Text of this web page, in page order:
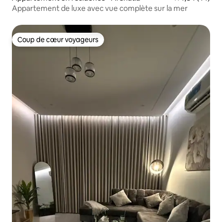
Appartement de luxe avec vue complète sur la mer
Coup de cœur voyageurs
Coup de cœur voyageurs